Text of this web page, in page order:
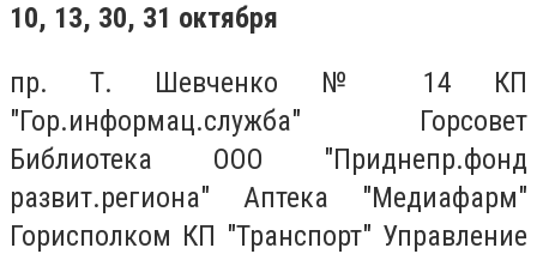
10, 13, 30, 31 октября
пр. Т. Шевченко № 14 КП
"Гор.информац.служба" Горсовет
Библиотека ООО "Приднепр.фонд
развит.региона" Аптека "Медиафарм"
Горисполком КП "Транспорт" Управление